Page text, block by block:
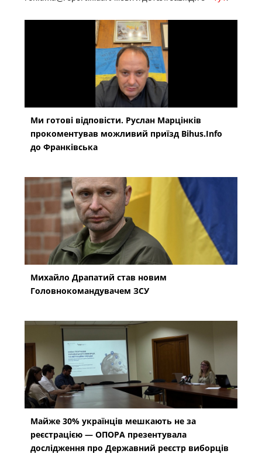
Ми готові відповісти. Руслан Марцінків
прокоментував можливий приїзд Bihus.Info
до Франківська
Михайло Драпатий став новим
Головнокомандувачем ЗСУ
Майже 30% українців мешкають не за
реєстрацією — ОПОРА презентувала
дослідження про Державний реєстр виборців